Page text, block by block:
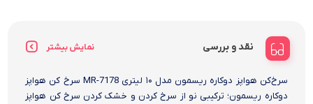
نقد و بررسی نمایش بیشتر
سرخ‌کن هواپز دوکاره ریسمون مدل ۱۰ لیتری MR-7178 سرخ کن هواپز
دوکاره ریسمون؛ ترکیبی نو از سرخ کردن و خشک کردن سرخ کن هواپز